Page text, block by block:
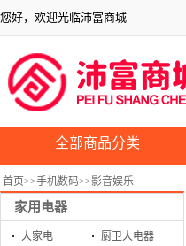
您好，欢迎光临沛富商城
全部商品分类
首页>>手机数码>>影音娱乐
家用电器
大家电
厨卫大电器